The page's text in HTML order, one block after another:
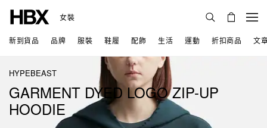
女裝
新到貨品 品牌 服裝 鞋履 配飾 生活 運動 折扣商品 文
HYPEBEAST
GARMENT DYED LOGO ZIP-UP
HOODIE